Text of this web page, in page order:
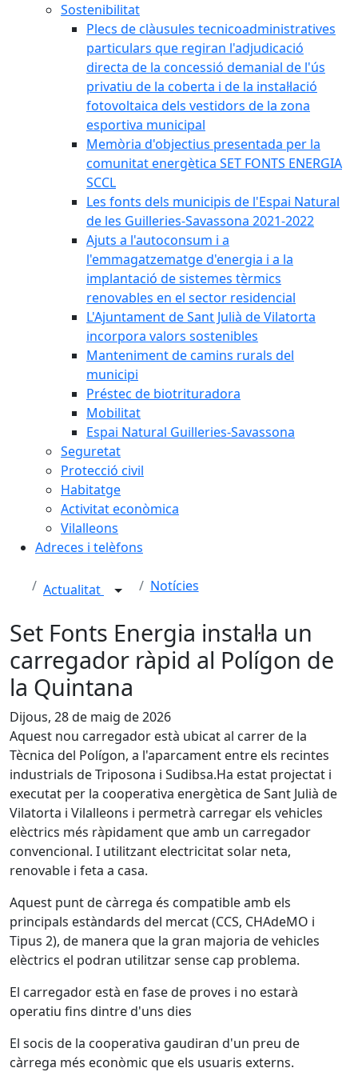
Sostenibilitat
Plecs de clàusules tecnicoadministratives
particulars que regiran l'adjudicació
directa de la concessió demanial de l'ús
privatiu de la coberta i de la instal·lació
fotovoltaica dels vestidors de la zona
esportiva municipal
Memòria d'objectius presentada per la
comunitat energètica SET FONTS ENERGIA
SCCL
Les fonts dels municipis de l'Espai Natural
de les Guilleries-Savassona 2021-2022
Ajuts a l'autoconsum i a
l'emmagatzematge d'energia i a la
implantació de sistemes tèrmics
renovables en el sector residencial
L'Ajuntament de Sant Julià de Vilatorta
incorpora valors sostenibles
Manteniment de camins rurals del
municipi
Préstec de biotrituradora
Mobilitat
Espai Natural Guilleries-Savassona
Seguretat
Protecció civil
Habitatge
Activitat econòmica
Vilalleons
Adreces i telèfons
Actualitat Notícies
Set Fonts Energia instal·la un
carregador ràpid al Polígon de
la Quintana
Dijous, 28 de maig de 2026
Aquest nou carregador està ubicat al carrer de la
Tècnica del Polígon, a l'aparcament entre els recintes
industrials de Triposona i Sudibsa.Ha estat projectat i
executat per la cooperativa energètica de Sant Julià de
Vilatorta i Vilalleons i permetrà carregar els vehicles
elèctrics més ràpidament que amb un carregador
convencional. I utilitzant electricitat solar neta,
renovable i feta a casa.
Aquest punt de càrrega és compatible amb els
principals estàndards del mercat (CCS, CHAdeMO i
Tipus 2), de manera que la gran majoria de vehicles
elèctrics el podran utilitzar sense cap problema.
El carregador està en fase de proves i no estarà
operatiu fins dintre d'uns dies
El socis de la cooperativa gaudiran d'un preu de
càrrega més econòmic que els usuaris externs.